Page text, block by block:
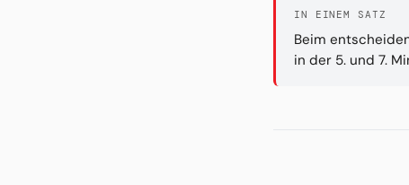
IN EINEM SATZ
Beim
in der 5. und 7.